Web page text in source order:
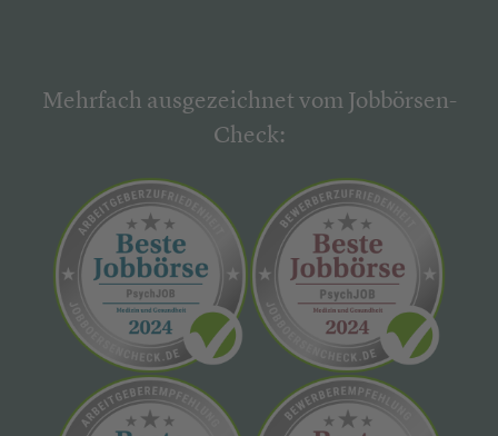
Mehrfach ausgezeichnet vom Jobbörsen-
Check: